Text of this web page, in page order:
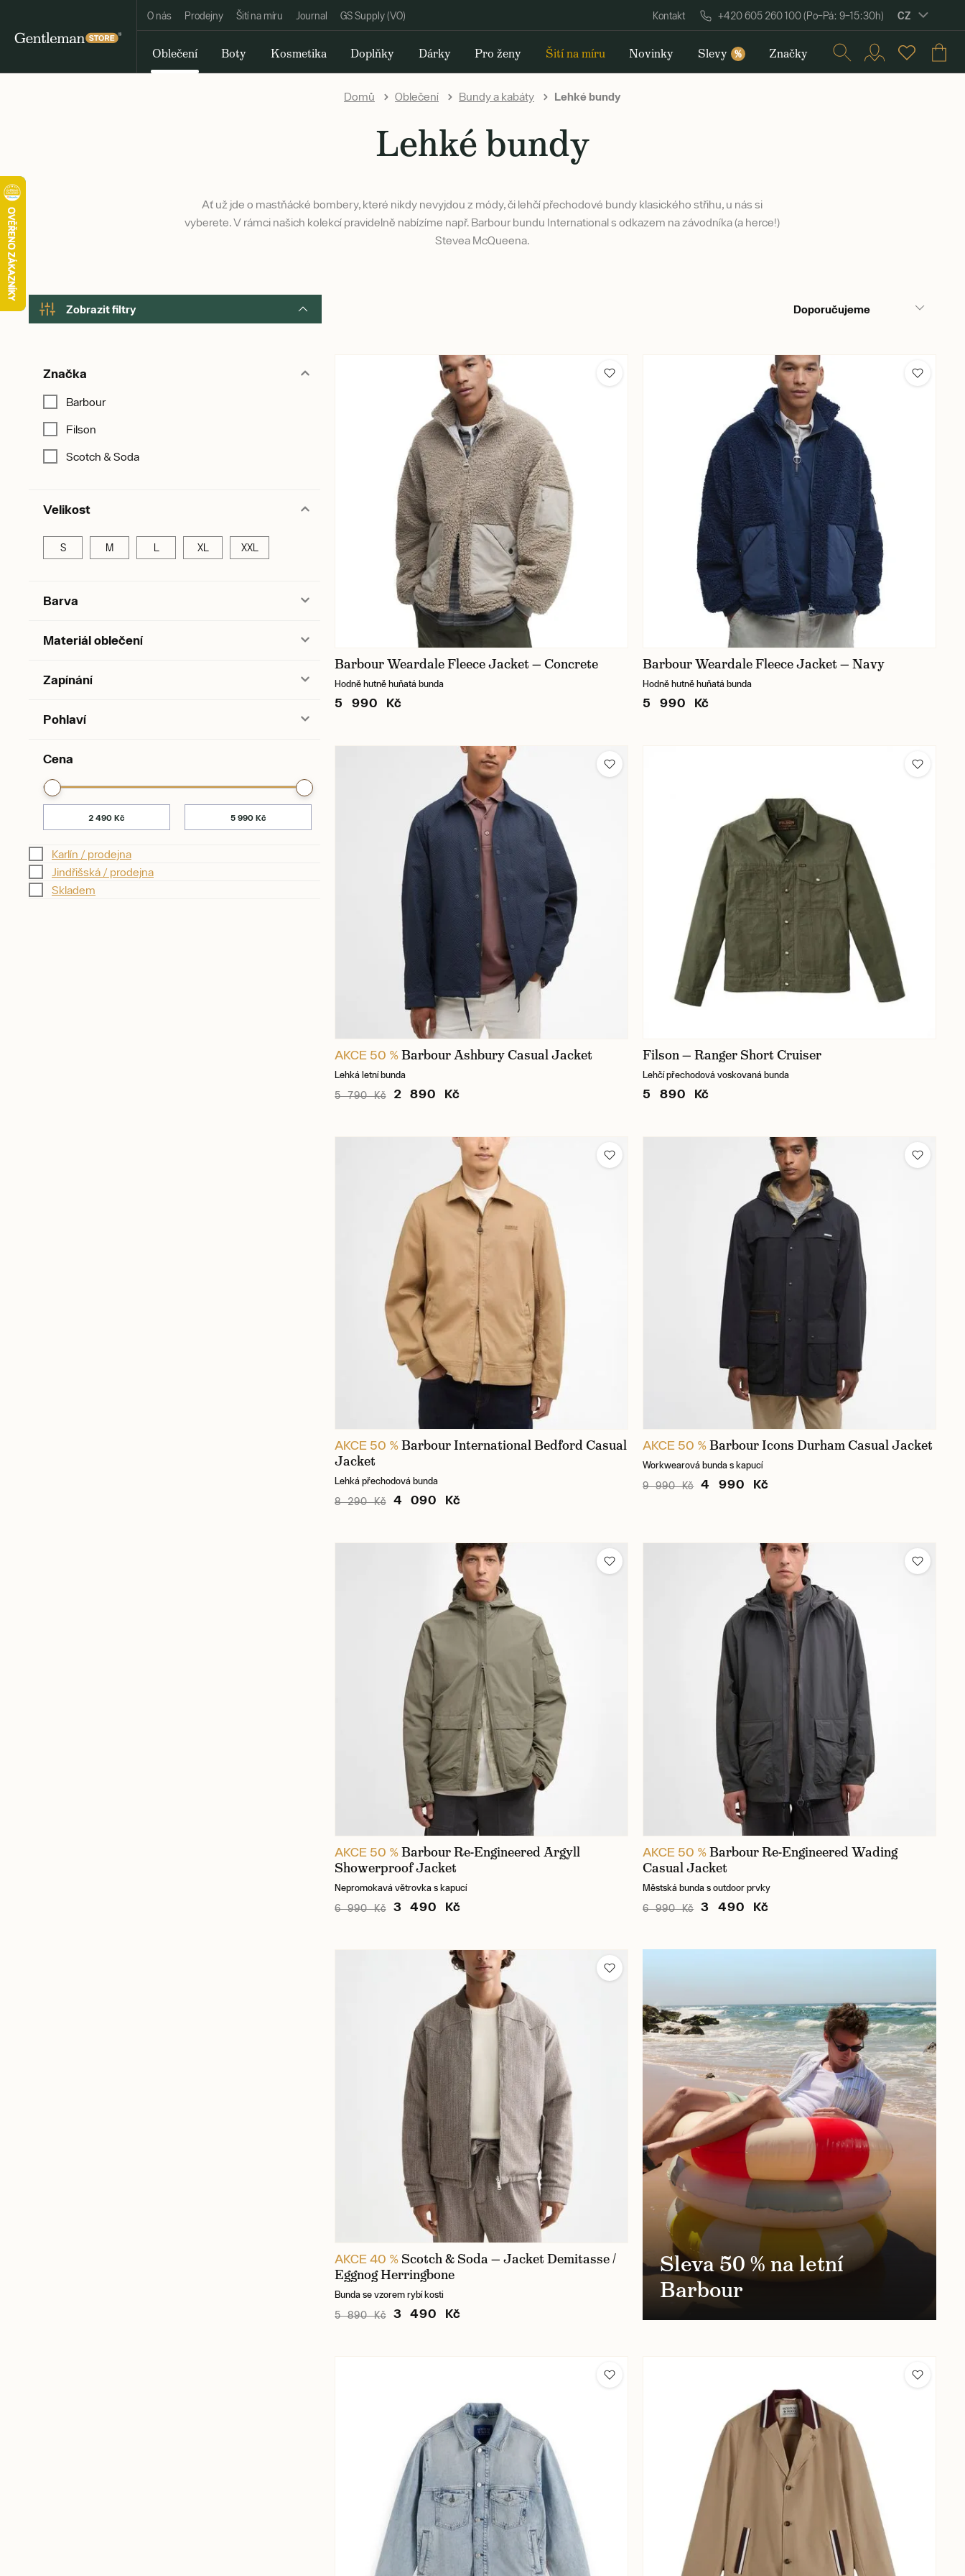
O nás Prodejny Šití na míru Journal GS Supply (VO) Kontakt +420 605 260 100 (Po–Pá: 9–15:30h) CZ
Oblečení Boty Kosmetika Doplňky Dárky Pro ženy Šití na míru Novinky Slevy % Značky
Domů Oblečení Bundy a kabáty Lehké bundy
Lehké bundy
Ať už jde o mastňácké bombery, které nikdy nevyjdou z módy, či lehčí přechodové bundy klasického střihu, u nás si
vyberete. V rámci našich kolekcí pravidelně nabízíme např. Barbour bundu International s odkazem na závodníka (a herce!)
Stevea McQueena.
Zobrazit filtry Doporučujeme
Značka
Barbour
Filson
Scotch & Soda
Velikost
S M XL XXL
Barva
Materiál oblečení
Zapínání
Pohlaví
Cena
Karlín / prodejna
Jindřišská / prodejna
Skladem
Barbour Weardale Fleece Jacket — Concrete
Hodně hutně huňatá bunda
5 990 Kč
Barbour Weardale Fleece Jacket — Navy
Hodně hutně huňatá bunda
5 990 Kč
AKCE 50 % Barbour Ashbury Casual Jacket
Lehká letní bunda
5 790 Kč 2 890 Kč
Filson — Ranger Short Cruiser
Lehčí přechodová voskovaná bunda
5 890 Kč
AKCE 50 % Barbour International Bedford Casual
Jacket
Lehká přechodová bunda
8 290 Kč 4 090 Kč
AKCE 50 %Barbour Icons Durham Casual Jacket
Workwearová bunda s kapucí
9 990 Kč 4 990 Kč
AKCE 50 % Barbour Re-Engineered Argyll
Showerproof Jacket
Nepromokavá větrovka s kapucí
6 990 Kč 3 490 Kč
AKCE 50 %Barbour Re-Engineered Wading
Casual Jacket
Městská bunda s outdoor prvky
6 990 Kč 3 490 Kč
AKCE 40 % Scotch & Soda — Jacket Demitasse /
Eggnog Herringbone
Bunda se vzorem rybí kosti
5 890 Kč 3 490 Kč
Sleva 50 % na letní
Barbour